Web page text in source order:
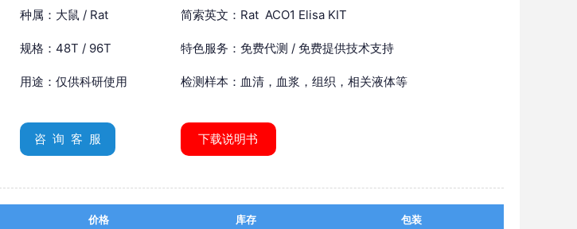
种属：大鼠 / Rat 简索英文：Rat ACO1 Elisa KIT
规格：48T / 96T 特色服务：免费代测 / 免费提供技术支持
用途：仅供科研使用 检测样本：血清，血浆，组织，相关液体等
咨 询 客 服 下载说明书
价格 库存 包装